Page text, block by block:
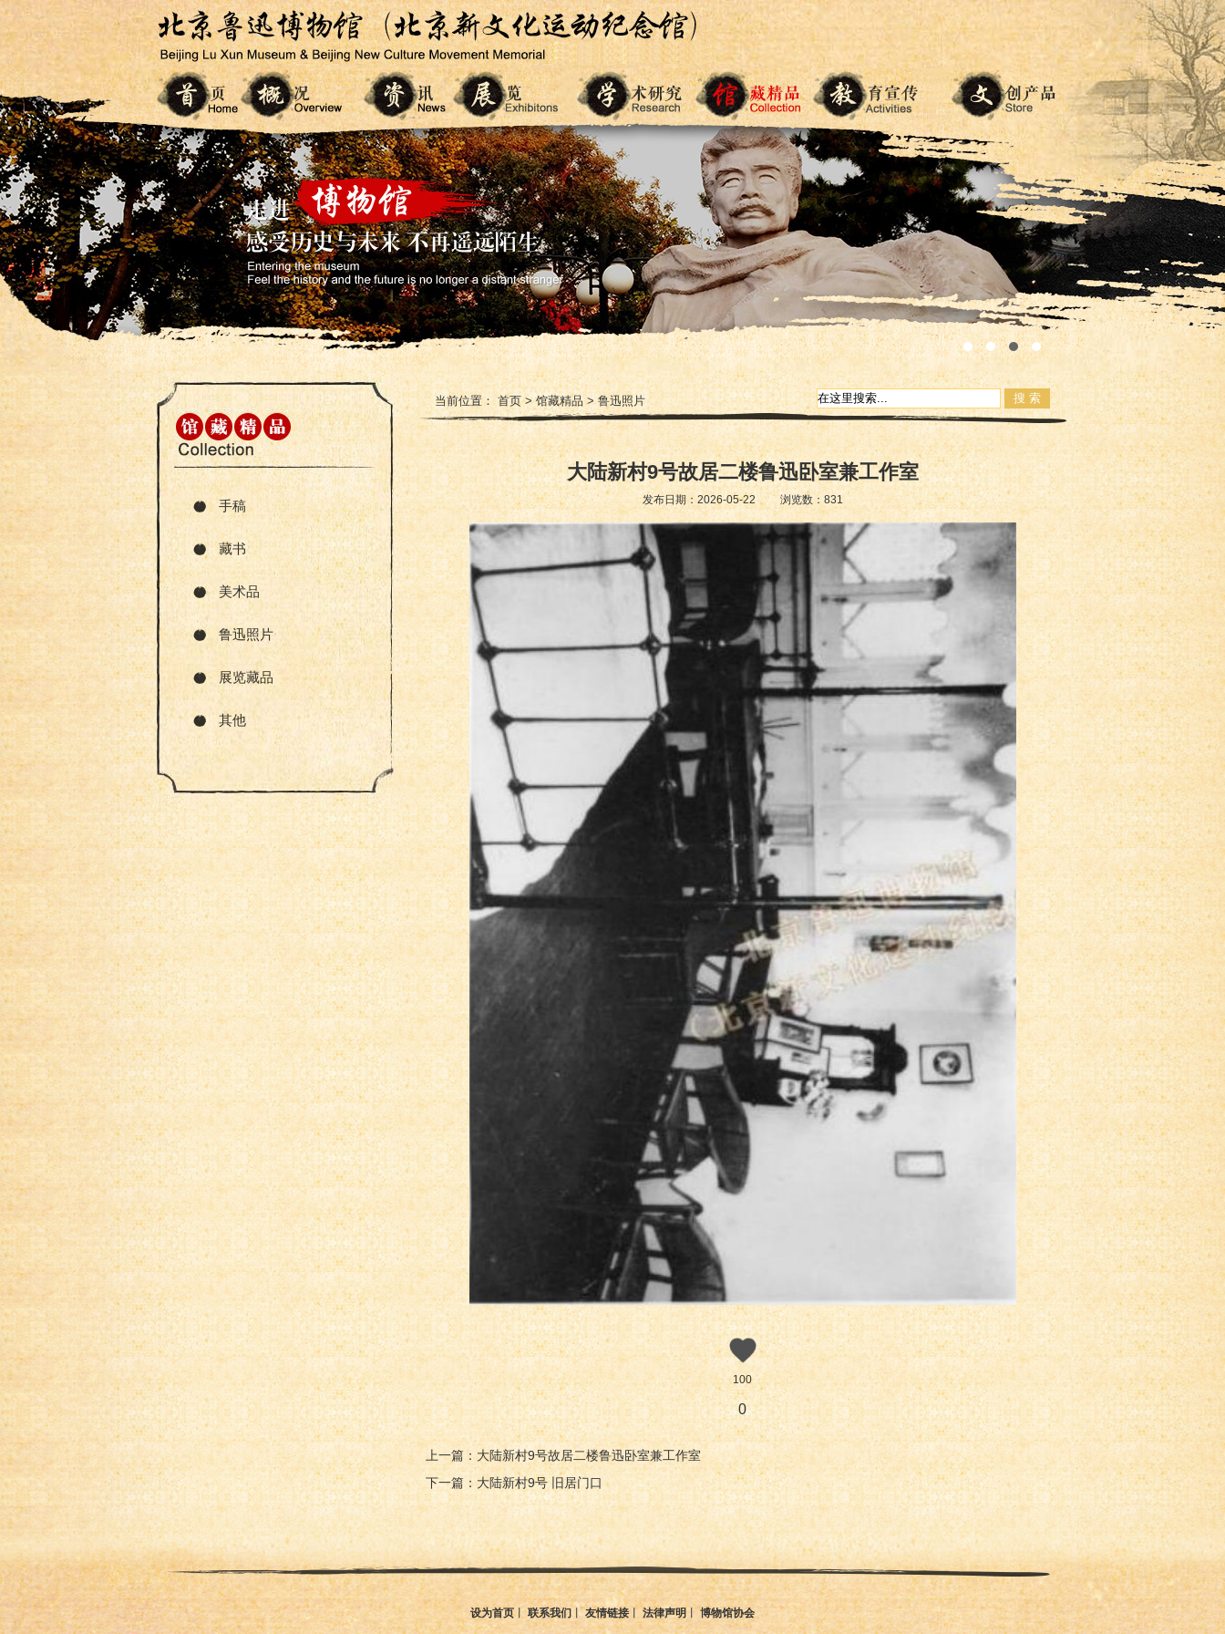
手稿
藏书
美术品
鲁迅照片
展览藏品
其他
当前位置：首页>馆藏精品>鲁迅照片
大陆新村9号故居二楼鲁迅卧室兼工作室
发布日期：2026-05-22 浏览数： 831
100
0
上一篇：大陆新村9号故居二楼鲁迅卧室兼工作室
下一篇：大陆新村9号 旧居门口
设为首页丨联系我们 丨友情链接丨法律声明 丨博物馆协会